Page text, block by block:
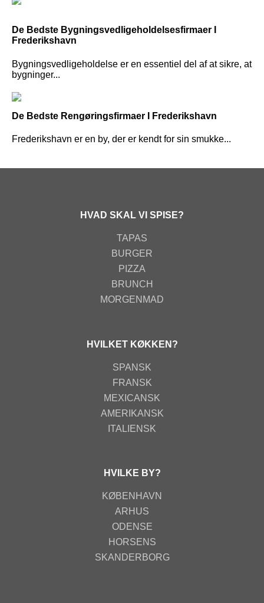
De Bedste Bygningsvedligeholdelsesfirmaer I
Frederikshavn
Bygningsvedligeholdelse er en essentiel del af at sikre, at
bygninger...
De Bedste Rengøringsfirmaer I Frederikshavn
Frederikshavn er en by, der er kendt for sin smukke...
HVAD SKAL VI SPISE?
TAPAS
BURGER
PIZZA
BRUNCH
MORGENMAD
HVILKET KØKKEN?
SPANSK
FRANSK
MEXICANSK
AMERIKANSK
ITALIENSK
HVILKE BY?
KØBENHAVN
ARHUS
ODENSE
HORSENS
SKANDERBORG